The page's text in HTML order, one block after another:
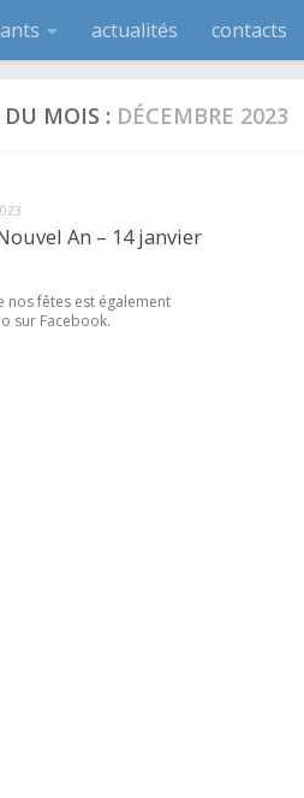
actualités contacts
MOIS : DÉCEMBRE 2023
An – 14 janvier
nos fêtes est également
sur Facebook.